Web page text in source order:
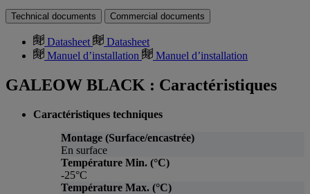
Technical documents Commercial documents
Datasheet
Datasheet
Manuel d’installation
Manuel d’installation
GALEOW BLACK : Caractéristiques
Caractéristiques techniques
Montage (Surface/encastrée)
En surface
Température Min. (°C)
-25°C
Température Max. (°C)